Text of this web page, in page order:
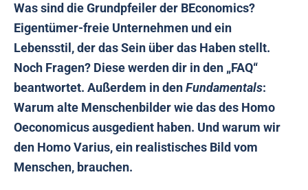
Was sind die Grundpfeiler der BEconomics?
Eigentümer-freie Unternehmen und ein
Lebensstil, der das Sein über das Haben stellt.
Noch Fragen? Diese werden dir in den „FAQ“
beantwortet. Außerdem in den Fundamentals:
Warum alte Menschenbilder wie das des Homo
Oeconomicus ausgedient haben. Und warum wir
den Homo Varius, ein realistisches Bild vom
Menschen, brauchen.